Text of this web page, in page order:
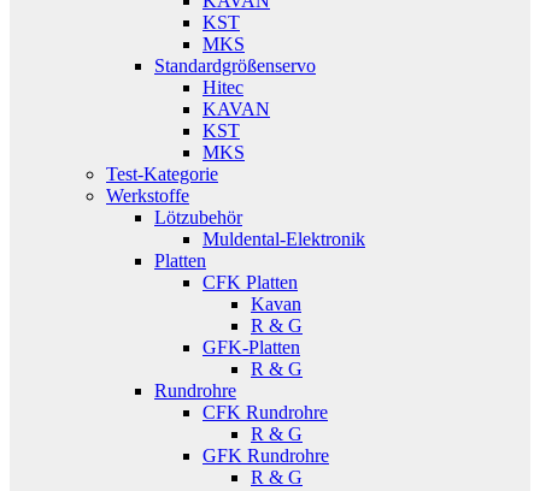
KST
MKS
Standardgrößenservo
Hitec
KAVAN
KST
MKS
Test-Kategorie
Werkstoffe
Lötzubehör
Muldental-Elektronik
Platten
CFK Platten
Kavan
R & G
GFK-Platten
R & G
Rundrohre
CFK Rundrohre
R & G
GFK Rundrohre
R & G